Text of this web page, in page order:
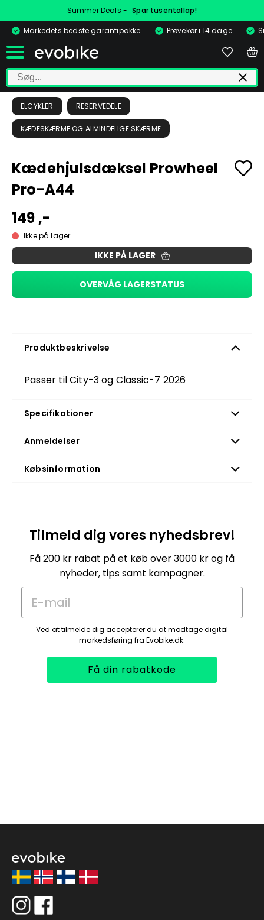
Summer Deals - Spar tusentallap!
Markedets bedste garantipakke
Prøvekør i 14 dage
ELCYKLER RESERVEDELE
KÆDESKÆRME OG ALMINDELIGE SKÆRME
Kædehjulsdæksel Prowheel
Pro-A44
149 ,-
Ikke på lager
IKKE PÅ LAGER
OVERVÅG LAGERSTATUS
Produktbeskrivelse
Passer til City-3 og Classic-7 2026
Specifikationer
Anmeldelser
Købsinformation
Tilmeld dig vores nyhedsbrev!
Få 200 kr rabat på et køb over 3000 kr og få
nyheder, tips samt kampagner.
E-mail
Ved at tilmelde dig accepterer du at modtage digital
markedsføring fra Evobike.dk.
Få din rabatkode